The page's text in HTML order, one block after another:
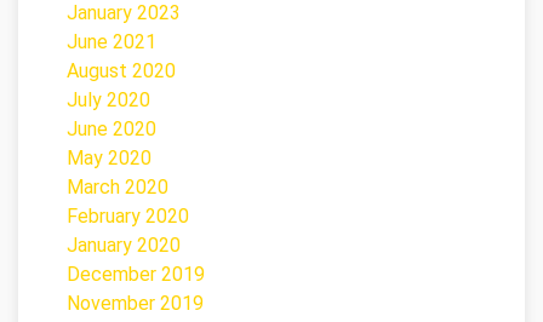
January 2023
June 2021
August 2020
July 2020
June 2020
May 2020
March 2020
February 2020
January 2020
December 2019
November 2019